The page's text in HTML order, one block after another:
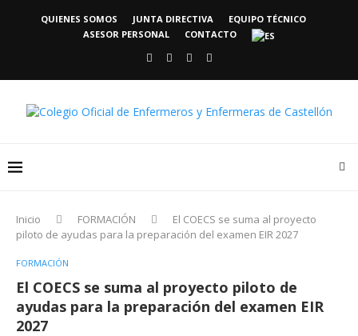
QUIENES SOMOS JUNTA DIRECTIVA
EQUIPO TÉCNICO
ASESOR PERSONAL
CONTACTO
Inicio FORMACIÓN
El COECS se suma al proyecto
piloto de ayudas para la preparación del examen EIR 2027
FORMACIÓN
El COECS se suma al proyecto piloto de
ayudas para la preparación del examen EIR
2027